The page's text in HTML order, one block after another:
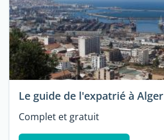
Le guide de l'expatrié à Alger
Complet et gratuit